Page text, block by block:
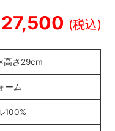
27,500
高さ29cm
ーム
100%